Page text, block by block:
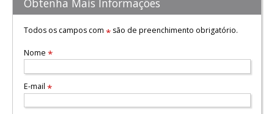
Todos os campos com *são de preenchimento obrigatório.
Nome *
E-mail *